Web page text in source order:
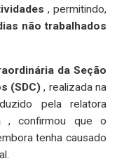
, permitindo,
não trabalhados
da Seção
(SDC) , realizada na
pela relatora
, confirmou que o
tenha causado